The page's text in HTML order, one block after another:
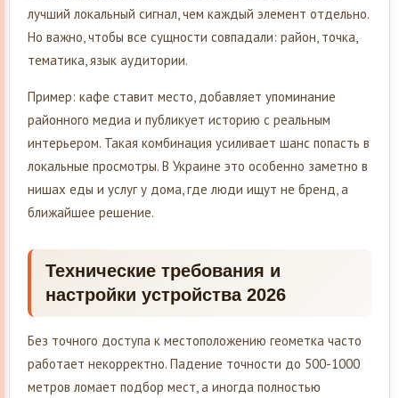
лучший локальный сигнал, чем каждый элемент отдельно.
Но важно, чтобы все сущности совпадали: район, точка,
тематика, язык аудитории.
Пример: кафе ставит место, добавляет упоминание
районного медиа и публикует историю с реальным
интерьером. Такая комбинация усиливает шанс попасть в
локальные просмотры. В Украине это особенно заметно в
нишах еды и услуг у дома, где люди ищут не бренд, а
ближайшее решение.
Технические требования и
настройки устройства 2026
Без точного доступа к местоположению геометка часто
работает некорректно. Падение точности до 500-1000
метров ломает подбор мест, а иногда полностью